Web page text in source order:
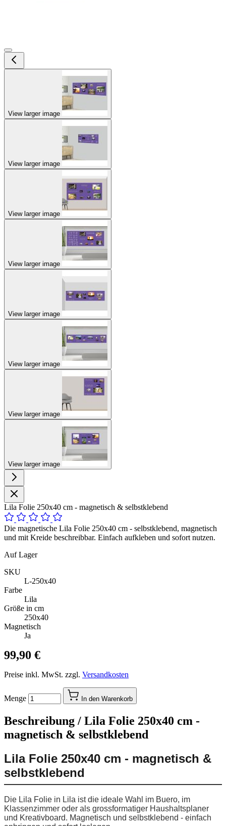
View larger image
View larger image
View larger image
View larger image
View larger image
View larger image
View larger image
View larger image
Lila Folie 250x40 cm - magnetisch & selbstklebend
Die magnetische Lila Folie 250x40 cm - selbstklebend, magnetisch
und mit Kreide beschreibbar. Einfach aufkleben und sofort nutzen.
Auf Lager
SKU
L-250x40
Farbe
Lila
Größe in cm
250x40
Magnetisch
Ja
99,90 €
Preise inkl. MwSt. zzgl. Versandkosten
Menge In den Warenkorb
Beschreibung / Lila Folie 250x40 cm -
magnetisch & selbstklebend
Lila Folie 250x40 cm - magnetisch &
selbstklebend
Die Lila Folie in Lila ist die ideale Wahl im Buero, im
Klassenzimmer oder als grossformatiger Haushaltsplaner
und Kreativboard. Magnetisch und selbstklebend - einfach